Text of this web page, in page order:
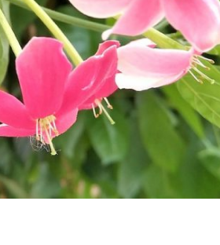
、果實。有興趣加入我們一起看看香港